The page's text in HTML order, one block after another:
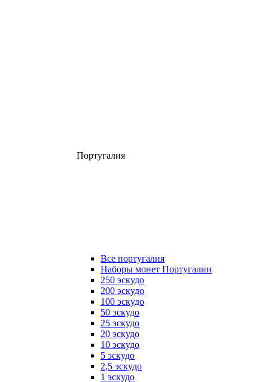
Португалия
Все португалия
Наборы монет Португалии
250 эскудо
200 эскудо
100 эскудо
50 эскудо
25 эскудо
20 эскудо
10 эскудо
5 эскудо
2,5 эскудо
1 эскудо